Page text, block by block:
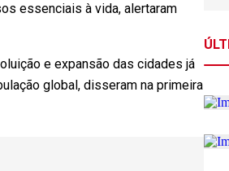
essenciais à vida, alertaram
e expansão das cidades já
global, disseram na primeira